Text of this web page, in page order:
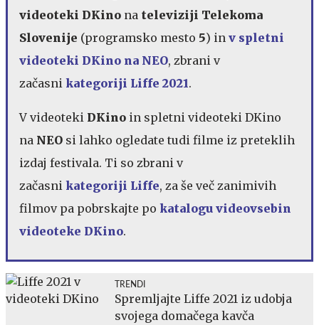
videoteki DKino na televiziji Telekoma
Slovenije (programsko mesto 5) in v spletni
videoteki DKino na NEO, zbrani v
začasni kategoriji Liffe 2021.
V videoteki DKino in spletni videoteki DKino
na NEO si lahko ogledate tudi filme iz preteklih
izdaj festivala. Ti so zbrani v
začasni kategoriji Liffe, za še več zanimivih
filmov pa pobrskajte po katalogu videovsebin
videoteke DKino.
TRENDI
Spremljajte Liffe 2021 iz udobja
svojega domačega kavča